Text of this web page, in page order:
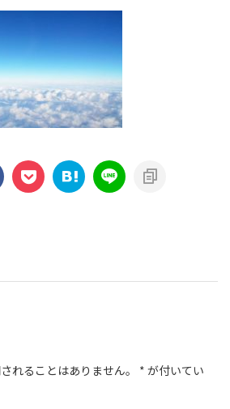
れることはありません。 * が付いてい